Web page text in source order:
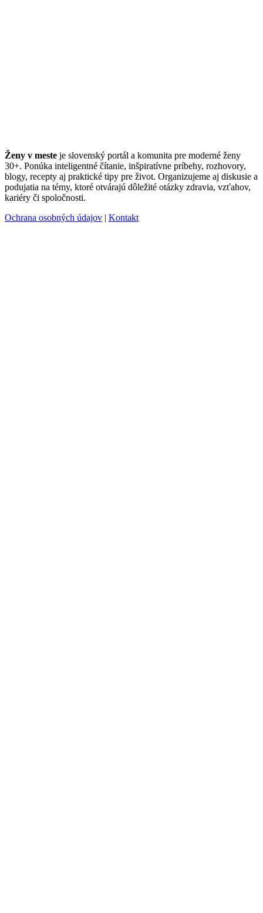
Ženy v meste je slovenský portál a komunita pre moderné ženy
30+. Ponúka inteligentné čítanie, inšpiratívne príbehy, rozhovory,
blogy, recepty aj praktické tipy pre život. Organizujeme aj diskusie a
podujatia na témy, ktoré otvárajú dôležité otázky zdravia, vzťahov,
kariéry či spoločnosti.
Ochrana osobných údajov | Kontakt